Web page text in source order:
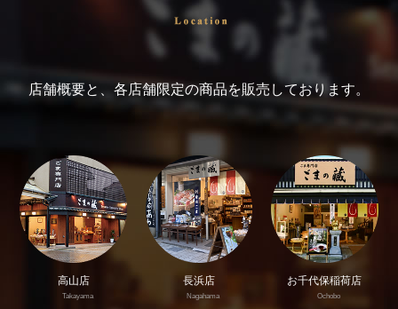
店舗概要と、各店舗限定の商品を販売しております。
高山店
Takayama
長浜店
Nagahama
お千代保稲荷店
Ochobo